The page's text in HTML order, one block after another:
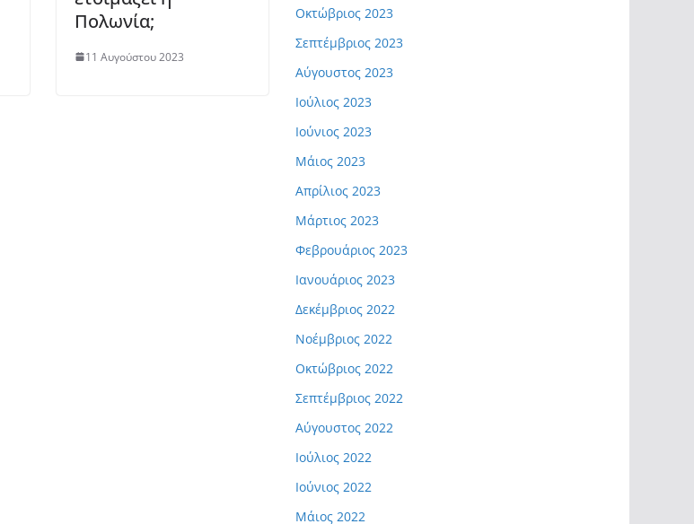
Πολωνία;
11 Αυγούστου 2023
Οκτώβριος 2023
Σεπτέμβριος 2023
Αύγουστος 2023
Ιούλιος 2023
Ιούνιος 2023
Μάιος 2023
Απρίλιος 2023
Μάρτιος 2023
Φεβρουάριος 2023
Ιανουάριος 2023
Δεκέμβριος 2022
Νοέμβριος 2022
Οκτώβριος 2022
Σεπτέμβριος 2022
Αύγουστος 2022
Ιούλιος 2022
Ιούνιος 2022
Μάιος 2022